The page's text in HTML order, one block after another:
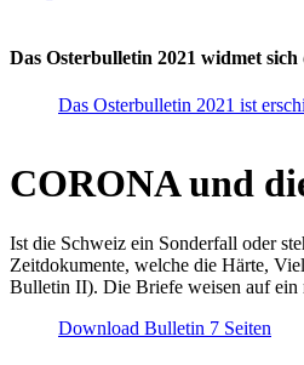
Das Osterbulletin 2021 widmet
Das Osterbulletin 2021 ist
CORONA und
Ist die Schweiz ein Sonderfall oder
Zeitdokumente, welche die Härte,
Bulletin II). Die Briefe weisen auf ein
Download Bulletin 7 Seiten